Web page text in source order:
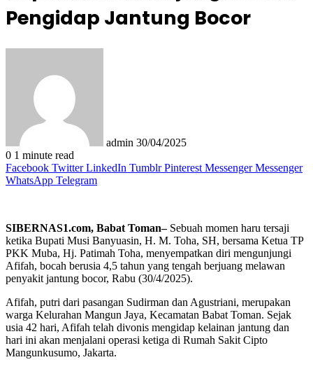
Pengidap Jantung Bocor
admin 30/04/2025
0 1 minute read
Facebook Twitter LinkedIn Tumblr Pinterest Messenger Messenger
WhatsApp Telegram
SIBERNAS1.com, Babat Toman–Sebuah momen haru tersaji
ketika Bupati Musi Banyuasin, H. M. Toha, SH, bersama Ketua TP
PKK Muba, Hj. Patimah Toha, menyempatkan diri mengunjungi
Afifah, bocah berusia 4,5 tahun yang tengah berjuang melawan
penyakit jantung bocor, Rabu (30/4/2025).
Afifah, putri dari pasangan Sudirman dan Agustriani, merupakan
warga Kelurahan Mangun Jaya, Kecamatan Babat Toman. Sejak
usia 42 hari, Afifah telah divonis mengidap kelainan jantung dan
hari ini akan menjalani operasi ketiga di Rumah Sakit Cipto
Mangunkusumo, Jakarta.